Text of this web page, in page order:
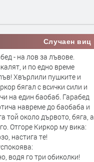
Случаен виц
- на лов за лъвове.
и по едно време
Хвърлили пушките и
бягал с всички сили и
на един баобаб. Гарабед
навреме до баобаба и
той около дървото, бяга, а
Отгоре Киркор му вика:
настига те!
водя го три обиколки!